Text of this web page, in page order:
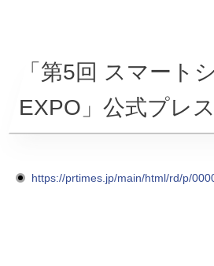
「第5回 スマート
EXPO」公式プレ
https://prtimes.jp/main/html/rd/p/